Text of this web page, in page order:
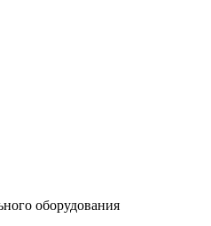
оборудования